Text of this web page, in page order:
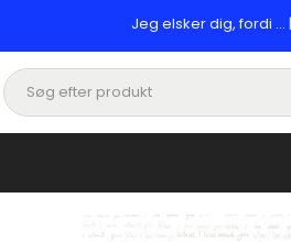
Jeg elsker dig, fordi ...